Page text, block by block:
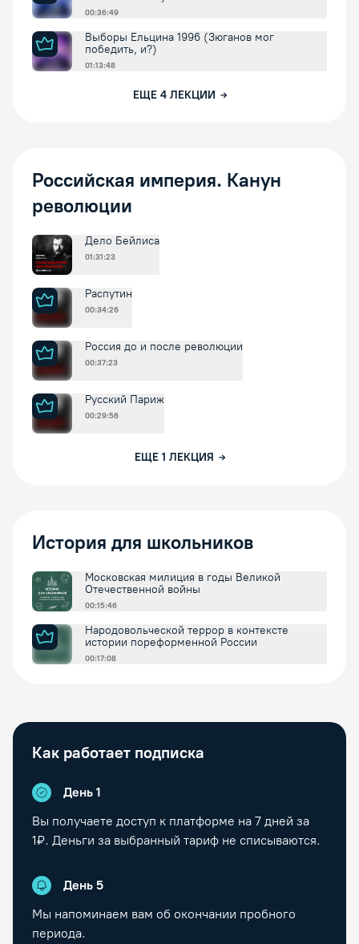
00:36:49
Выборы Ельцина 1996 (Зюганов мог
победить, и?)
01:13:48
ЕЩЕ 4 ЛЕКЦИИ
Российская империя. Канун
революции
Дело Бейлиса
01:31:23
Распутин
00:34:26
Россия до и после революции
00:37:23
Русский Париж
00:29:56
ЕЩЕ 1 ЛЕКЦИЯ
История для школьников
Московская милиция в годы Великой
Отечественной войны
00:15:46
Народовольческой террор в контексте
истории пореформенной России
00:17:08
Как работает подписка
День 1
Вы получаете доступ к платформе на 7 дней за
1₽. Деньги за выбранный тариф не списываются.
День 5
Мы напоминаем вам об окончании пробного
периода.